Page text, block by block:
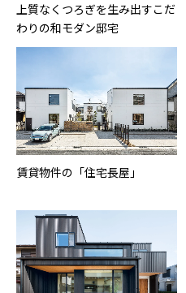
上質なくつろぎを生み出すこだ
わりの和モダン邸宅
賃貸物件の「住宅長屋」